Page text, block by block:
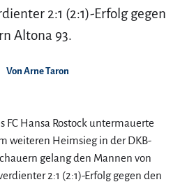
2:1 (2:1)-Erfolg gegen
Altona 93.
Von Arne Taron
FC Hansa Rostock untermauerte
weiteren Heimsieg in der DKB-
gelang den Mannen von
2:1 (2:1)-Erfolg gegen den